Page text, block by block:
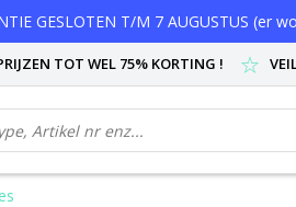
GESLOTEN T/M 7 AUGUSTUS (er
TOT WEL 75% KORTING !